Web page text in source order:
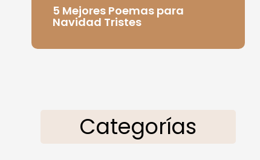
5 Mejores Poemas para
Navidad Tristes
Categorías